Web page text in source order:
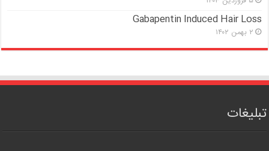
Gabapentin Induced Hair Loss
۲ بهمن ۱۴۰۲
تبلیغات